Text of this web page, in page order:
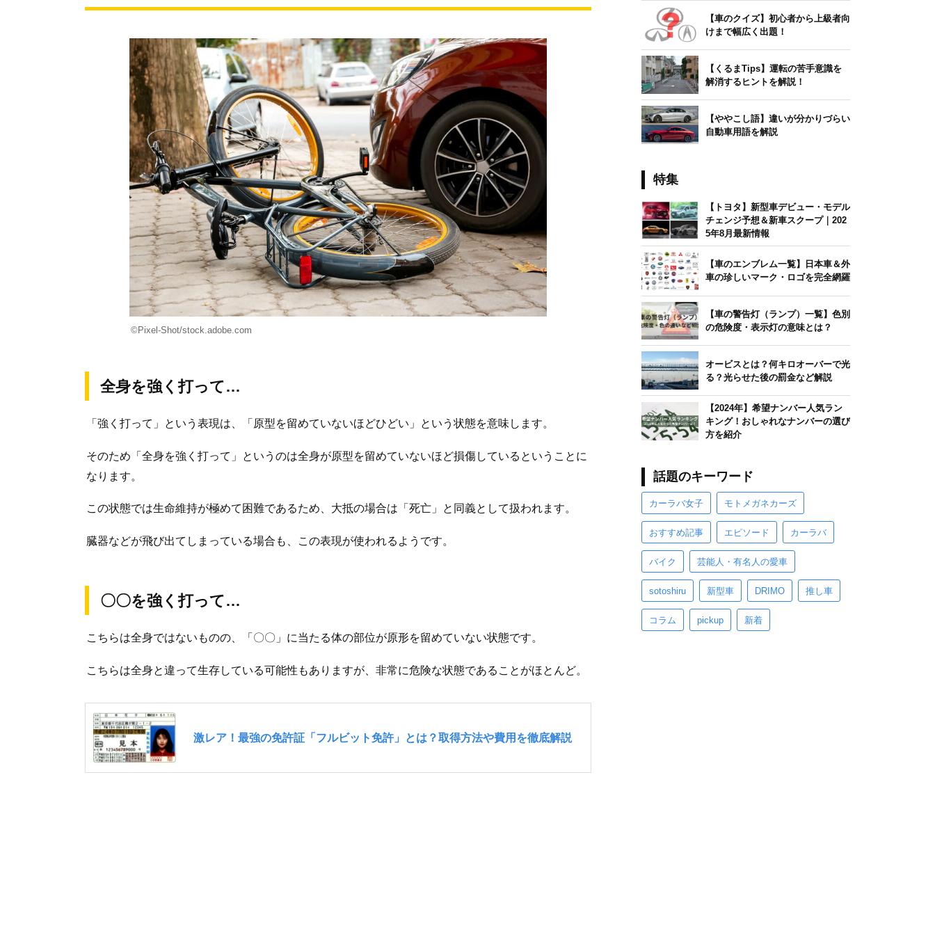
©Pixel-Shot/stock.adobe.com
全身を強く打って…
「強く打って」という表現は、「原型を留めていないほどひどい」という状態を意味します。
そのため「全身を強く打って」というのは全身が原型を留めていないほど損傷しているということに
なります。
この状態では生命維持が極めて困難であるため、大抵の場合は「死亡」と同義として扱われます。
臓器などが飛び出てしまっている場合も、この表現が使われるようです。
〇〇を強く打って…
こちらは全身ではないものの、「〇〇」に当たる体の部位が原形を留めていない状態です。
こちらは全身と違って生存している可能性もありますが、非常に危険な状態であることがほとんど。
【車のクイズ】初心者から上級者向
けまで幅広く出題！
【くるまTips】運転の苦手意識を
解消するヒントを解説！
【ややこし語】違いが分かりづらい
自動車用語を解説
特集
【トヨタ】新型車デビュー・モデル
チェンジ予想＆新車スクープ｜202
5年8月最新情報
【車のエンブレム一覧】日本車＆外
車の珍しいマーク・ロゴを完全網羅
【車の警告灯（ランプ）一覧】色別
の危険度・表示灯の意味とは？
オービスとは？何キロオーバーで光
る？光らせた後の罰金など解説
【2024年】希望ナンバー人気ラン
キング！おしゃれなナンバーの選び
方を紹介
話題のキーワード
カーラバ女子 モトメガネカーズ
おすすめ記事 エピソード カーラバ
バイク 芸能人・有名人の愛車
sotoshiru 新型車 DRIMO 推し車
コラム pickup 新着